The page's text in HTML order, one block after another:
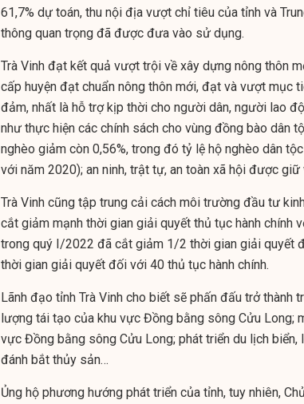
61,7% dự toán, thu nội địa vượt chỉ tiêu của tỉnh và
thông quan trọng đã được đưa vào sử dụng.
Trà Vinh đạt kết quả vượt trội về xây dựng nông thôn
cấp huyện đạt chuẩn nông thôn mới, đạt và vượt mục
đảm, nhất là hỗ trợ kịp thời cho người dân, người lao
như thực hiện các chính sách cho vùng đồng bào dân
nghèo giảm còn 0,56%, trong đó tỷ lệ hộ nghèo dân
với năm 2020); an ninh, trật tự, an toàn xã hội được giữ
Trà Vinh cũng tập trung cải cách môi trường đầu tư
cắt giảm mạnh thời gian giải quyết thủ tục hành chính
trong quý I/2022 đã cắt giảm 1/2 thời gian giải quyết
thời gian giải quyết đối với 40 thủ tục hành chính.
Lãnh đạo tỉnh Trà Vinh cho biết sẽ phấn đấu trở thành
lượng tái tạo của khu vực Đồng bằng sông Cửu Long;
vực Đồng bằng sông Cửu Long; phát triển du lịch
đánh bắt thủy sản…
Ủng hộ phương hướng phát triển của tỉnh, tuy nhiên,